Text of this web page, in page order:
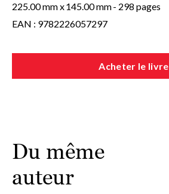
225.00 mm x145.00 mm- 298 pages
EAN : 9782226057297
Acheter le livre
Du même
auteur